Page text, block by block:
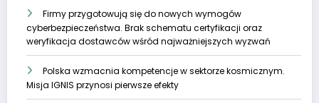
Firmy przygotowują się do nowych wymogów
cyberbezpieczeństwa. Brak schematu certyfikacji oraz
weryfikacja dostawców wśród najważniejszych wyzwań
Polska wzmacnia kompetencje w sektorze kosmicznym.
Misja IGNIS przynosi pierwsze efekty